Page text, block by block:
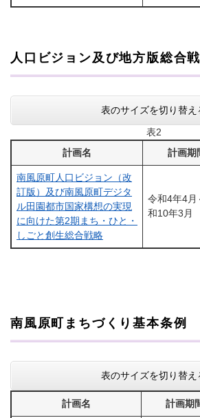
人口ビジョン及び地方版総合
表のサイズを切り替え
表2
計画名
計画期
南風原町人口ビジョン（改
訂版）及び南風原町デジタ
ル田園都市国家構想の実現
に向けた第2期まち・ひと・
しごと創生総合戦略
令和4年4月
和10年3月
南風原町まちづくり基本条例
表のサイズを切り替え
計画名 計画期